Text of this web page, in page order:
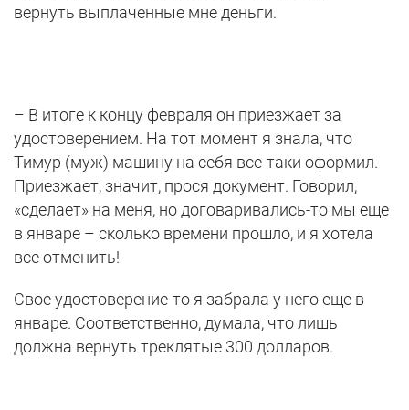
вернуть выплаченные мне деньги.
– В итоге к концу февраля он приезжает за
удостоверением. На тот момент я знала, что
Тимур (муж) машину на себя все-таки оформил.
Приезжает, значит, прося документ. Говорил,
«сделает» на меня, но договаривались-то мы еще
в январе – сколько времени прошло, и я хотела
все отменить!
Свое удостоверение-то я забрала у него еще в
январе. Соответственно, думала, что лишь
должна вернуть треклятые 300 долларов.